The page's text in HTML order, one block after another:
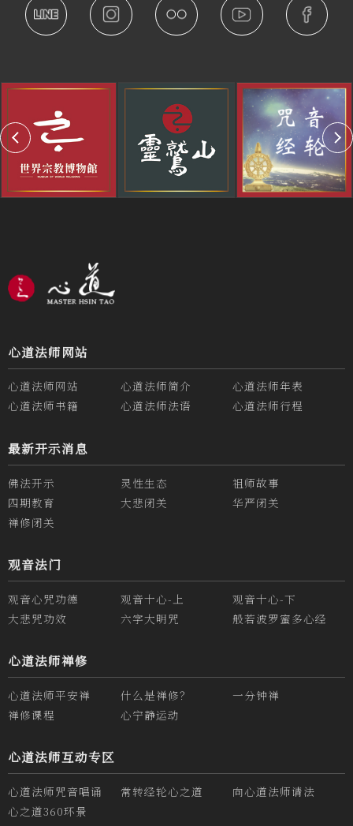
心道法师网站
心道法师网站 心道法师简介
心道法师年表
心道法师书籍
心道法师法语 心道法师行程
最新开示消息
佛法开示 灵性生态
祖师故事
四期教育
大悲闭关
华严闭关
禅修闭关
观音法门
观音心咒功德 观音十心-上
观音十心-下
大悲咒功效
六字大明咒 般若波罗蜜多心经
心道法师禅修
心道法师平安禅 什么是禅修？
一分钟禅
禅修课程
心宁静运动
心道法师互动专区
心道法师咒音唱诵 常转经轮心之道
向心道法师请法
心之道360环景